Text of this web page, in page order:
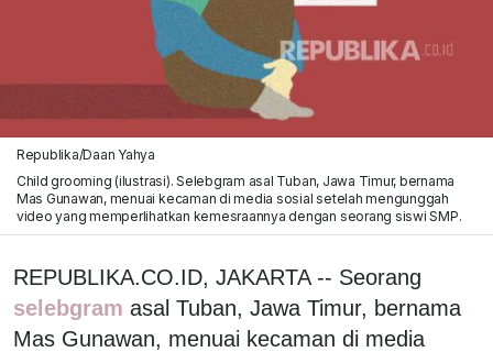
Republika/Daan Yahya
Child grooming (ilustrasi). Selebgram asal Tuban, Jawa Timur, bernama
Mas Gunawan, menuai kecaman di media sosial setelah mengunggah
video yang memperlihatkan kemesraannya dengan seorang siswi SMP.
REPUBLIKA.CO.ID, JAKARTA -- Seorang
selebgram asal Tuban, Jawa Timur, bernama
Mas Gunawan, menuai kecaman di media